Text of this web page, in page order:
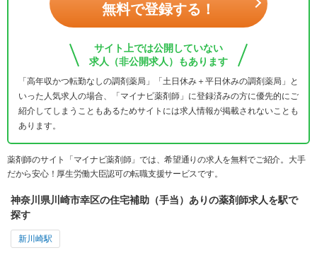
無料で登録する！
サイト上では公開していない
求人（非公開求人）もあります
「高年収かつ転勤なしの調剤薬局」「土日休み＋平日休みの調剤薬局」と
いった人気求人の場合、「マイナビ薬剤師」に登録済みの方に優先的にご
紹介してしまうこともあるためサイトには求人情報が掲載されないことも
あります。
薬剤師のサイト「マイナビ薬剤師」では、希望通りの求人を無料でご紹介。大手
だから安心！厚生労働大臣認可の転職支援サービスです。
神奈川県川崎市幸区の住宅補助（手当）ありの薬剤師求人を駅で
探す
新川崎駅